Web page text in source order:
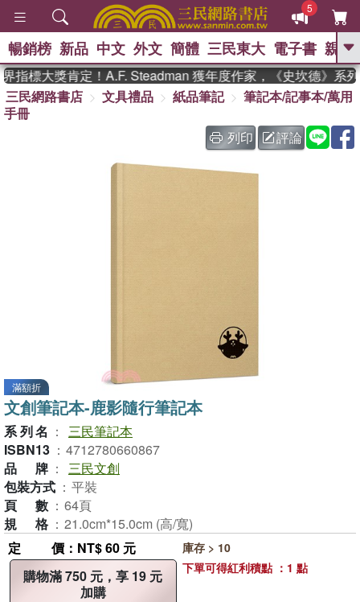
5
GO
熱搜： 東野圭吾 、 The Odyssey 、
國際布克獎 臺灣漫遊錄 、
方
台灣的李登輝時代 、 數學女
孩：黎曼猜想
暢銷榜 新品 中文 外文 簡體 三民東大 電子書 親子
標大獎肯定！A.F. Steadman 獲年度作家，《史坎德》系列
三民網路書店
文具禮品 紙品筆記
筆記本/記事本/萬用
手冊
列印
評論
滿額折
文創筆記本-鹿影隨行筆記本
系列名 ： 三民筆記本
ISBN13 ： 4712780660867
品牌 ： 三民文創
包裝方式 ： 平裝
頁數 ： 64頁
規格 ： 21.0cm*15.0cm (高/寬)
定價 ：NT$ 60 元
購物滿 750 元，享 19 元
加購
庫存 > 10
下單可得紅利積點 ：1 點